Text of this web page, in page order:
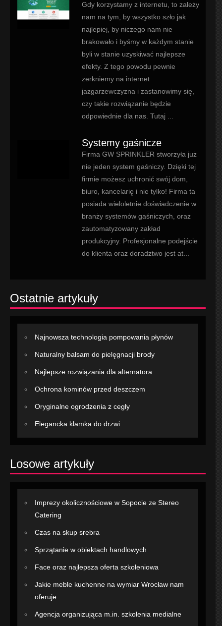
Gdy korzystamy z internetu, to zależy
nam na tym, by wszystko szło jak
najlepiej, by niczego nam nie
brakowało i byśmy w każdym stanie
byli w stanie uzyskiwać najlepsze
efekty. Z tego powodu pewnie
zerkniemy na internet
jazgarzewczyzna i zastanowimy się,
czy takie rozwiązanie będzie
odpowiednie dla nas. Tutaj ...
Systemy gaśnicze
Firma GW SPRINKLER stworzyła już
nie jeden system gaśniczy. Dzięki tej
firmie możesz uchronić swój dom,
biuro, kancelarię i nie tylko! Firma ta
posiada wieloletnie doświadczenie w
branży systemów gaśniczych, oraz
zautomatyzowany zakład
produkcyjny. Profesjonalne podejście
do klienta oraz doradztwo jest at...
Ostatnie artykuły
Najnowsza technologia pompowania płynów
Naturalny balsam do pielęgnacji brody
Najlepsze rozwiązania dla alternatora
Ochrona kominów przed deszczem
Oryginalne ogrodzenia z cegły
Elegancka klamka do drzwi
Losowe artykuły
Imprezy okolicznościowe w Sopocie ze Stereo
Catering
Czas na skup srebra
Sprzątanie w obiektach handlowych
Face oraz najlepsza oferta szkoleniowa
Jakie meble kuchenne na wymiar Wrocław nam
oferuje
Agencja organizująca m.in. szkolenia medialne